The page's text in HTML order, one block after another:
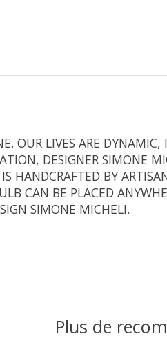
OUR LIVES ARE
DESIGNER SIMONE
HANDCRAFTED BY
CAN BE PLACED
SIMONE MICHELI.
Plus de